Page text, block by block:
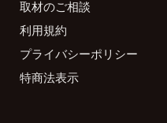
取材のご相談
利用規約
プライバシーポリシー
特商法表示